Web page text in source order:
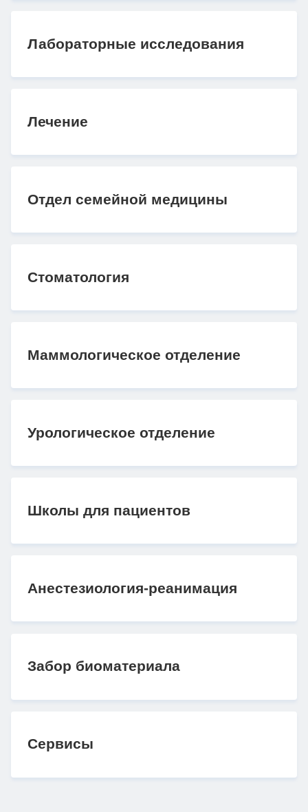
Лабораторные исследования
Лечение
Отдел семейной медицины
Стоматология
Маммологическое отделение
Урологическое отделение
Школы для пациентов
Анестезиология-реанимация
Забор биоматериала
Сервисы